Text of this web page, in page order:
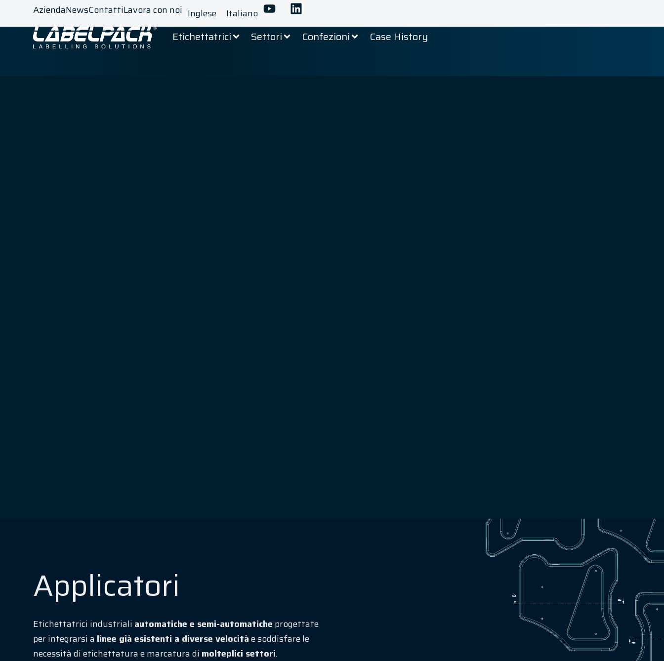
AziendaNewsContattiLavora con noi Inglese Italiano
Etichettatrici Settori Confezioni Case History
Applicatori
Etichettatrici industriali automatiche e semi-automatiche progettate
per integrarsi a linee già esistenti a diverse velocitàe soddisfare le
necessità di etichettatura e marcatura di molteplici settori.